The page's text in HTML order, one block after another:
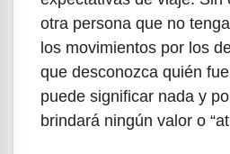
otra persona que no
los movimientos por los
que desconozca quién
puede significar nada y
brindará ningún valor o